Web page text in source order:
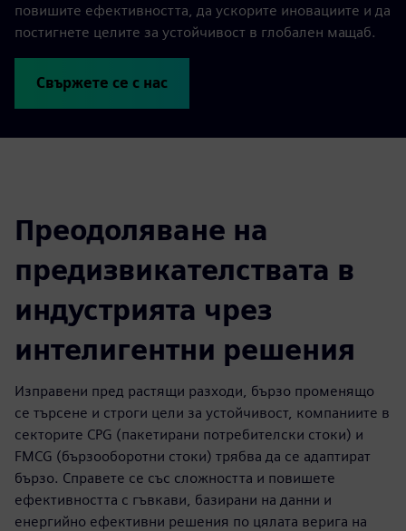
повишите ефективността, да ускорите иновациите и да
постигнете целите за устойчивост в глобален мащаб.
Свържете се с нас
Преодоляване на
предизвикателствата в
индустрията чрез
интелигентни решения
Изправени пред растящи разходи, бързо променящо
се търсене и строги цели за устойчивост, компаниите в
секторите CPG (пакетирани потребителски стоки) и
FMCG (бързооборотни стоки) трябва да се адаптират
бързо. Справете се със сложността и повишете
ефективността с гъвкави, базирани на данни и
енергийно ефективни решения по цялата верига на